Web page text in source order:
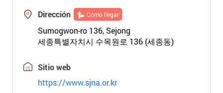
Dirección Cómo llegar
Sumogwon-ro 136, Sejong
세종특별자치시 수목원로 136 (세종동)
Sitio web
https://www.sjna.or.kr